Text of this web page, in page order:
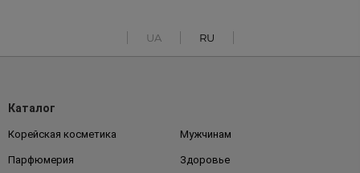
UA RU
Каталог
Корейская косметика Мужчинам
Парфюмерия Здоровье